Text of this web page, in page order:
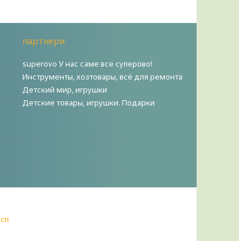
партнери
superovo У нас саме все суперово!
Инструменты, хозтовары, всё для ремонта
Детский мир, игрушки
Детские товары, игрушки. Подарки